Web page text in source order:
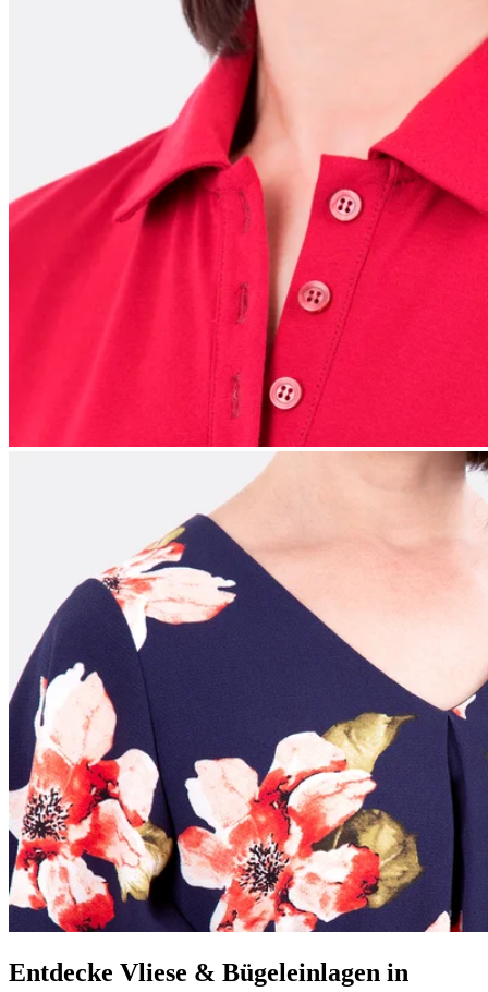
Entdecke Vliese & Bügeleinlagen in